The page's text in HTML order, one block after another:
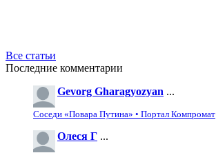
Все статьи
Последние комментарии
Gevorg Gharagyozyan ...
Соседи «Повара Путина» • Портал Компромат
Олеся Г ...